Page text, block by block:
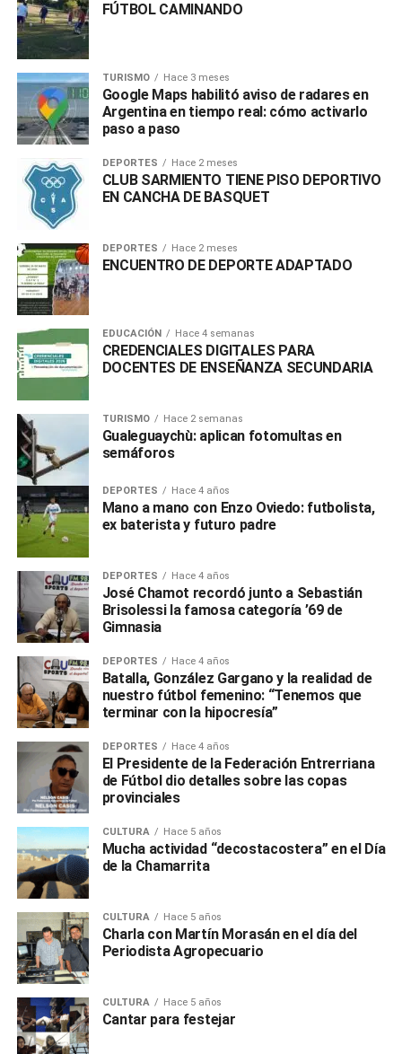
FÚTBOL CAMINANDO
TURISMO Hace 3 meses
Google Maps habilitó aviso de radares en
Argentina en tiempo real: cómo activarlo
paso a paso
DEPORTES Hace 2 meses
CLUB SARMIENTO TIENE PISO DEPORTIVO
EN CANCHA DE BASQUET
DEPORTES Hace 2 meses
ENCUENTRO DE DEPORTE ADAPTADO
EDUCACIÓN Hace 4 semanas
CREDENCIALES DIGITALES PARA
DOCENTES DE ENSEÑANZA SECUNDARIA
TURISMO Hace 2 semanas
Gualeguaychù: aplican fotomultas en
semáforos
DEPORTES Hace 4 años
Mano a mano con Enzo Oviedo: futbolista,
ex baterista y futuro padre
DEPORTES Hace 4 años
José Chamot recordó junto a Sebastián
Brisolessi la famosa categoría ’69 de
Gimnasia
DEPORTES Hace 4 años
Batalla, González Gargano y la realidad de
nuestro fútbol femenino: “Tenemos que
terminar con la hipocresía”
DEPORTES Hace 4 años
El Presidente de la Federación Entrerriana
de Fútbol dio detalles sobre las copas
provinciales
CULTURA Hace 5 años
Mucha actividad “decostacostera” en el Día
de la Chamarrita
CULTURA Hace 5 años
Charla con Martín Morasán en el día del
Periodista Agropecuario
CULTURA Hace 5 años
Cantar para festejar